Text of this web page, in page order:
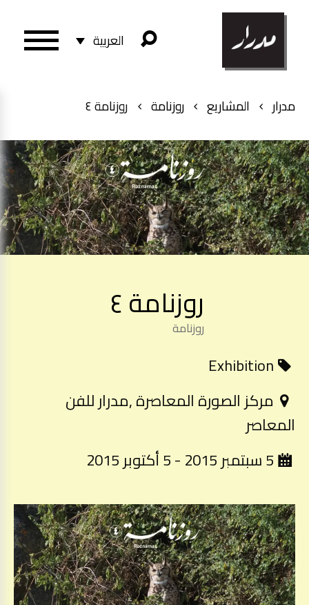
العربية
مدرار المشاريع روزنامة روزنامة ٤
روزنامة ٤
روزنامة
Exhibition
مركز الصورة المعاصرة ,مدرار للفن
المعاصر
5 سبتمبر 2015 - 5 أكتوبر 2015